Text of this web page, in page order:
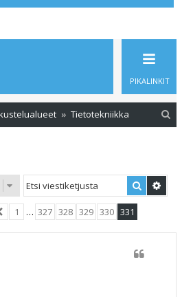
PIKALINKIT
Tietotekniikka
Etsi
1 … 327 328 329 330 331